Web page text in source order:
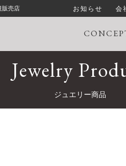
販売店 お知らせ 会
Jewelry
ジュエリー商品